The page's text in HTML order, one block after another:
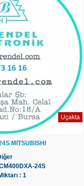
Uçakta
MITSUBISHI
24S
: 1